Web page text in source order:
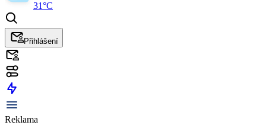
31°C
Přihlášení
Reklama